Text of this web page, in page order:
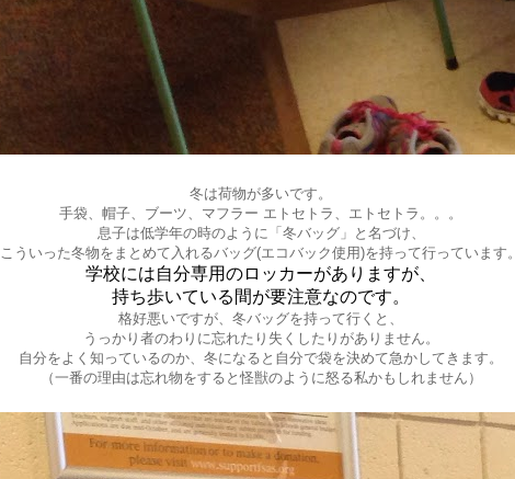
冬は荷物が多いです。
手袋、帽子、ブーツ、マフラー エトセトラ、エトセトラ。。。
息子は低学年の時のように「冬バッグ」と名づけ、
こういった冬物をまとめて入れるバッグ(エコバック使用)を持って行っています。
学校には自分専用のロッカーがありますが、
持ち歩いている間が要注意なのです。
格好悪いですが、冬バッグを持って行くと、
うっかり者のわりに忘れたり失くしたりがありません。
自分をよく知っているのか、冬になると自分で袋を決めて急かしてきます。
（一番の理由は忘れ物をすると怪獣のように怒る私かもしれません）